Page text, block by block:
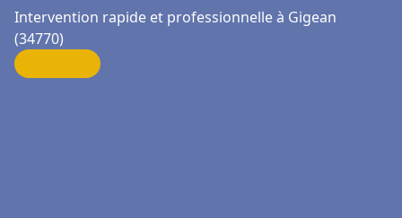
Intervention rapide et professionnelle à Gigean
(34770)